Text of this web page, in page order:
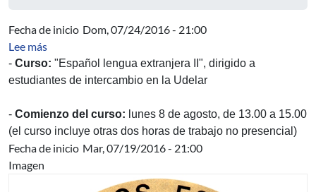
Fecha de inicio Dom, 07/24/2016 - 21:00
Lee mássobre Curso de Español para estudiantes de
- Curso: "Español lengua extranjera II", dirigido a
estudiantes de intercambio en la Udelar
- Comienzo del curso: lunes 8 de agosto, de 13.00 a 15.00
(el curso incluye otras dos horas de trabajo no presencial)
Fecha de inicio Mar, 07/19/2016 - 21:00
Imagen